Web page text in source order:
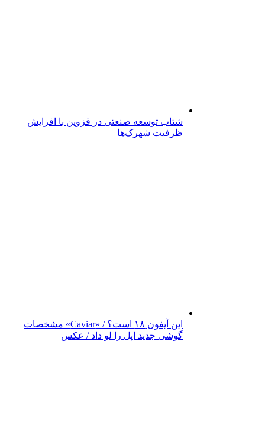
شتاب توسعه صنعتی در قزوین با افزایش
ظرفیت شهرک‌ها
این آیفون ۱۸ است؟ / «Caviar» مشخصات
گوشی جدید اپل را لو داد / عکس